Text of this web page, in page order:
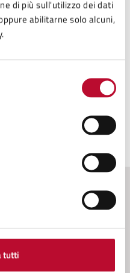
di più sull'utilizzo dei dati
abilitarne solo alcuni,
tutti